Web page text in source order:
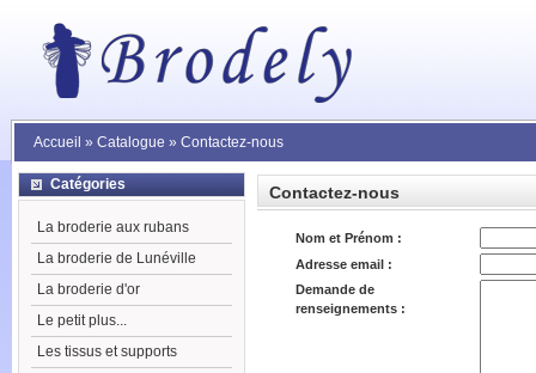
Accueil » Catalogue » Contactez-nous
Contactez-nous
Nom et Prénom :
Adresse email :
Demande de
renseignements :
Catégories
La broderie aux rubans
La broderie de Lunéville
La broderie d'or
Le petit plus...
Les tissus et supports